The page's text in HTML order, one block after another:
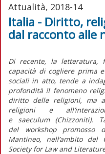
Attualità, 2018-14
Italia - Diritto,
dal racconto alle
Di recente, la letteratura,
capacità di cogliere prima
sociali in atto, tende a
profondità il fenomeno
diritto delle religioni, ma
religioni e
e saeculum(Chizzoniti).
del
workshoppromosso
Mantineo, nell’ambito del
Society for Law and